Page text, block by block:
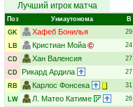
Лучший игрок матча
Поз Униаутонома В
GK
Хафеб Бонилья 29
LB
Кристиан Мойа 24
CD
Хан Валенсия 27
CD
Рикард Ардила 27
RB
Карлос Фонсека 31
LW
Л. Матео Катиме 26